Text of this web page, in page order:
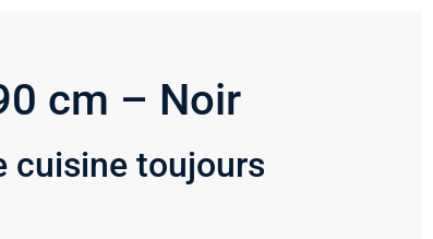
cm – Noir
cuisine toujours